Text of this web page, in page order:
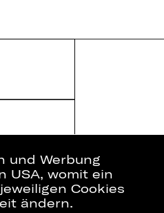
und Werbung
USA, womit ein
Cookies
ändern.